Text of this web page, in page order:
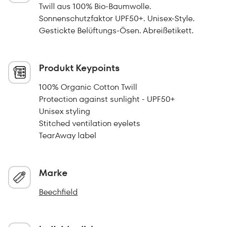
Twill aus 100% Bio-Baumwolle.
Sonnenschutzfaktor UPF50+. Unisex-Style.
Gestickte Belüftungs-Ösen. Abreißetikett.
Produkt Keypoints
100% Organic Cotton Twill
Protection against sunlight - UPF50+
Unisex styling
Stitched ventilation eyelets
TearAway label
Marke
Beechfield